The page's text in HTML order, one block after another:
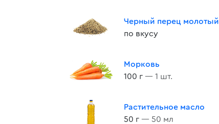
Черный перец молотый
по вкусу
Морковь
100 г — 1 шт.
Растительное масло
50 г — 50 мл